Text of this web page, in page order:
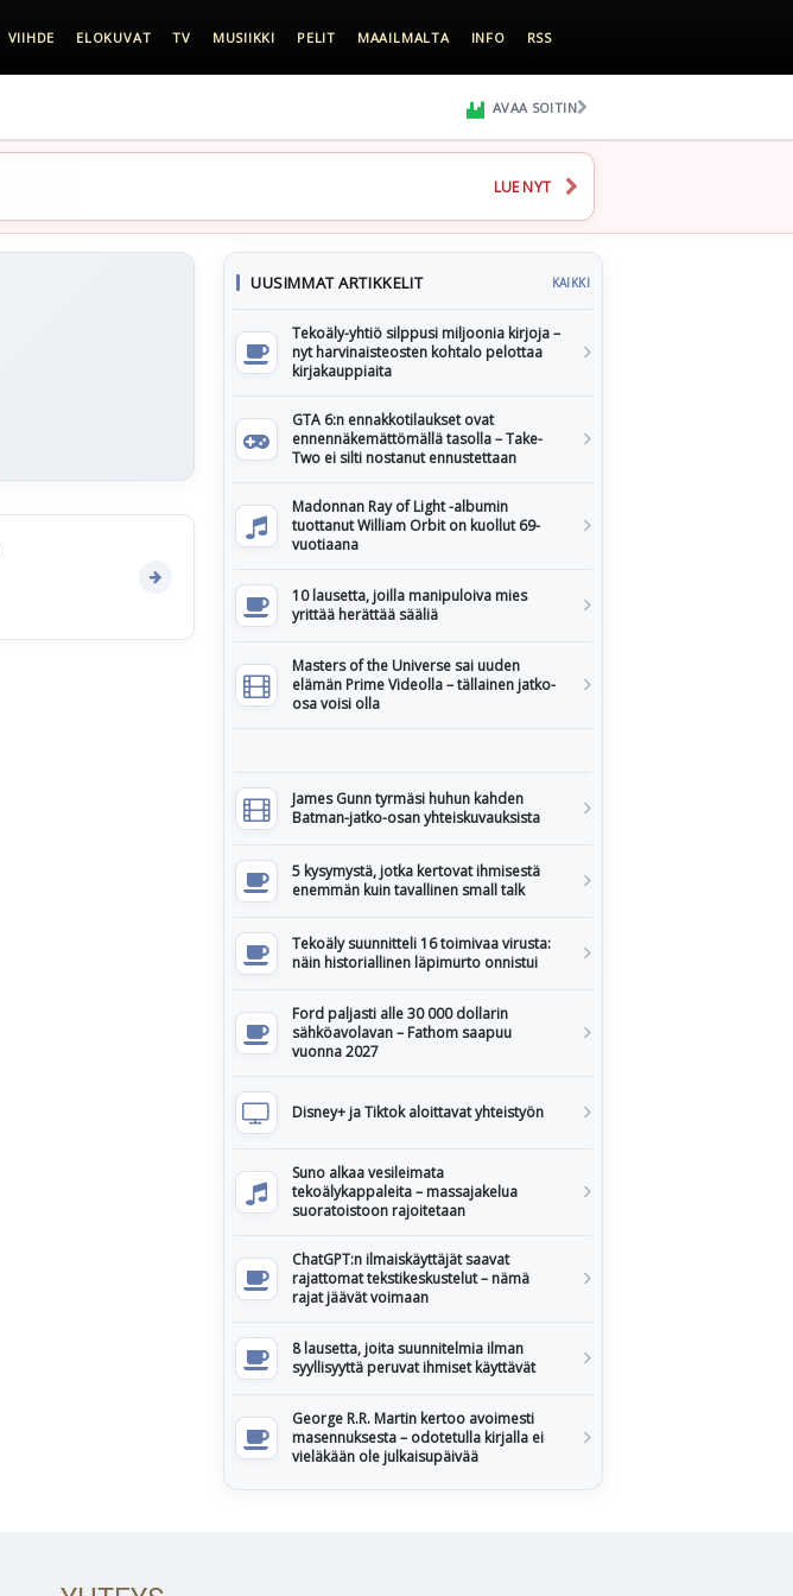
VIIHDE ELOKUVAT TV MUSIIKKI PELIT MAAILMALTA INFO RSS
AVAA SOITIN
LUE NYT
UUSIMMAT ARTIKKELIT KAIKKI
Tekoäly-yhtiö silppusi miljoonia kirjoja –
nyt harvinaisteosten kohtalo pelottaa
kirjakauppiaita
GTA 6:n ennakkotilaukset ovat
ennennäkemättömällä tasolla – Take-
Two ei silti nostanut ennustettaan
Madonnan Ray of Light -albumin
tuottanut William Orbit on kuollut 69-
vuotiaana
10 lausetta, joilla manipuloiva mies
yrittää herättää sääliä
Masters of the Universe sai uuden
elämän Prime Videolla – tällainen jatko-
osa voisi olla
James Gunn tyrmäsi huhun kahden
Batman-jatko-osan yhteiskuvauksista
5 kysymystä, jotka kertovat ihmisestä
enemmän kuin tavallinen small talk
Tekoäly suunnitteli 16 toimivaa virusta:
näin historiallinen läpimurto onnistui
Ford paljasti alle 30 000 dollarin
sähköavolavan – Fathom saapuu
vuonna 2027
Disney+ ja Tiktok aloittavat yhteistyön
Suno alkaa vesileimata
tekoälykappaleita – massajakelua
suoratoistoon rajoitetaan
ChatGPT:n ilmaiskäyttäjät saavat
rajattomat tekstikeskustelut – nämä
rajat jäävät voimaan
8 lausetta, joita suunnitelmia ilman
syyllisyyttä peruvat ihmiset käyttävät
George R.R. Martin kertoo avoimesti
masennuksesta – odotetulla kirjalla ei
vieläkään ole julkaisupäivää